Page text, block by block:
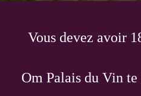
Vous devez avoir
Om Palais du Vin